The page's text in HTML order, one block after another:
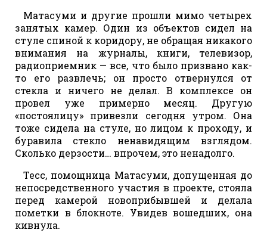
Матасуми и другие прошли мимо четырех
занятых камер. Один из объектов сидел на
стуле спиной к коридору, не обращая никакого
внимания на журналы, книги, телевизор,
радиоприемник — все, что было призвано как-
то его развлечь; он просто отвернулся от
стекла и ничего не делал. В комплексе он
провел уже примерно месяц. Другую
«постоялицу» привезли сегодня утром. Она
тоже сидела на стуле, но лицом к проходу, и
буравила стекло ненавидящим взглядом.
Сколько дерзости… впрочем, это ненадолго.
Тесс, помощница Матасуми, допущенная до
непосредственного участия в проекте, стояла
перед камерой новоприбывшей и делала
пометки в блокноте. Увидев вошедших, она
кивнула.